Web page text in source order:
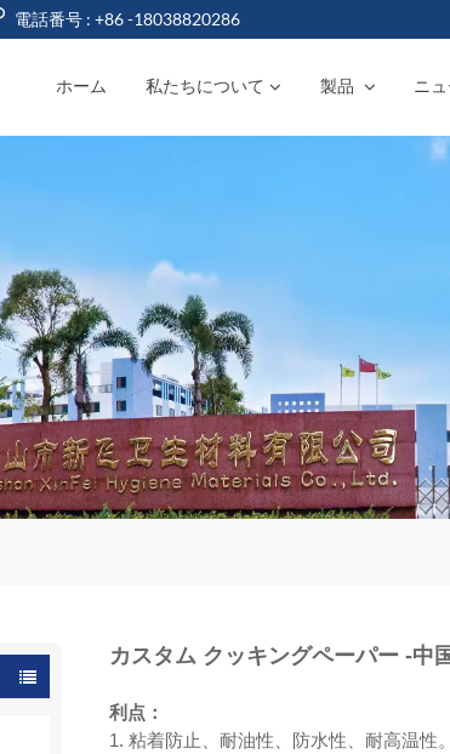
電話番号 : +86 -18038820286
ホーム 私たちについて 製品 ニ
カスタム クッキングペーパー -中
利点：
1. 粘着防止、耐油性、防水性、耐高温性。